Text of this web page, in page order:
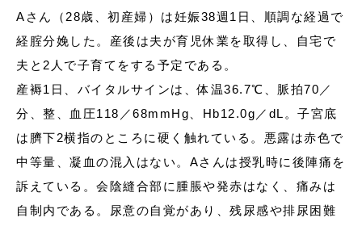
Aさん（28歳、初産婦）は妊娠38週1日、順調な経過で
経腟分娩した。産後は夫が育児休業を取得し、自宅で
夫と2人で子育てをする予定である。
産褥1日、バイタルサインは、体温36.7℃、脈拍70／
分、整、血圧118／68mmHg、Hb12.0g／dL。子宮底
は臍下2横指のところに硬く触れている。悪露は赤色で
中等量、凝血の混入はない。Aさんは授乳時に後陣痛を
訴えている。会陰縫合部に腫脹や発赤はなく、痛みは
自制内である。尿意の自覚があり、残尿感や排尿困難